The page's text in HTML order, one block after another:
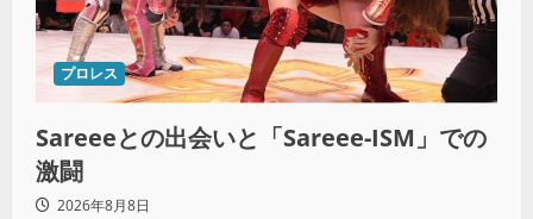
プロレス
Sareeeとの出会いと「Sareee-ISM」での
激闘
2026年8月8日